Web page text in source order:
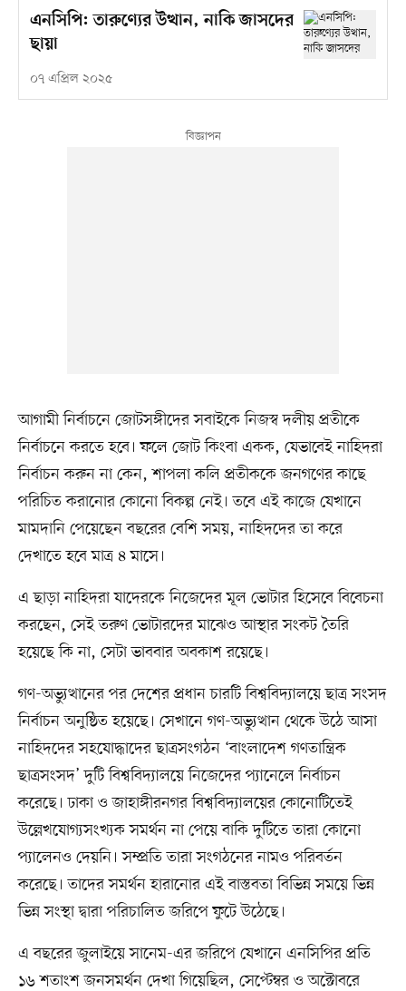
এনসিপি: তারুণ্যের উত্থান, নাকি জাসদের
ছায়া
০৭ এপ্রিল ২০২৫
আগামী নির্বাচনে জোটসঙ্গীদের সবাইকে নিজস্ব দলীয় প্রতীকে
নির্বাচনে করতে হবে। ফলে জোট কিংবা একক, যেভাবেই নাহিদরা
নির্বাচন করুন না কেন, শাপলা কলি প্রতীককে জনগণের কাছে
পরিচিত করানোর কোনো বিকল্প নেই। তবে এই কাজে যেখানে
মামদানি পেয়েছেন বছরের বেশি সময়, নাহিদদের তা করে
দেখাতে হবে মাত্র ৪ মাসে।
এ ছাড়া নাহিদরা যাদেরকে নিজেদের মূল ভোটার হিসেবে বিবেচনা
করছেন, সেই তরুণ ভোটারদের মাঝেও আস্থার সংকট তৈরি
হয়েছে কি না, সেটা ভাববার অবকাশ রয়েছে।
গণ-অভ্যুত্থানের পর দেশের প্রধান চারটি বিশ্ববিদ্যালয়ে ছাত্র সংসদ
নির্বাচন অনুষ্ঠিত হয়েছে। সেখানে গণ-অভ্যুত্থান থেকে উঠে আসা
নাহিদদের সহযোদ্ধাদের ছাত্রসংগঠন ‘বাংলাদেশ গণতান্ত্রিক
ছাত্রসংসদ’ দুটি বিশ্ববিদ্যালয়ে নিজেদের প্যানেলে নির্বাচন
করেছে। ঢাকা ও জাহাঙ্গীরনগর বিশ্ববিদ্যালয়ের কোনোটিতেই
উল্লেখযোগ্যসংখ্যক সমর্থন না পেয়ে বাকি দুটিতে তারা কোনো
প্যালেনও দেয়নি। সম্প্রতি তারা সংগঠনের নামও পরিবর্তন
করেছে। তাদের সমর্থন হারানোর এই বাস্তবতা বিভিন্ন সময়ে ভিন্ন
ভিন্ন সংস্থা দ্বারা পরিচালিত জরিপে ফুটে উঠেছে।
এ বছরের জুলাইয়ে সানেম-এর জরিপে যেখানে এনসিপির প্রতি
১৬ শতাংশ জনসমর্থন দেখা গিয়েছিল, সেপ্টেম্বর ও অক্টোবরে